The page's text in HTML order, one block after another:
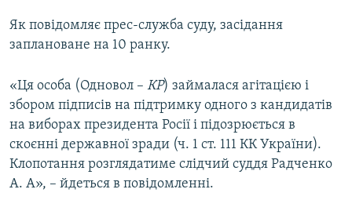
Як повідомляє прес-служба суду, засідання
заплановане на 10 ранку.
«Ця особа (Одновол – КР) займалася агітацією і
збором підписів на підтримку одного з кандидатів
на виборах президента Росії і підозрюється в
скоєнні державної зради (ч. 1 ст. 111 КК України).
Клопотання розглядатиме слідчий суддя Радченко
А. А», – йдеться в повідомленні.